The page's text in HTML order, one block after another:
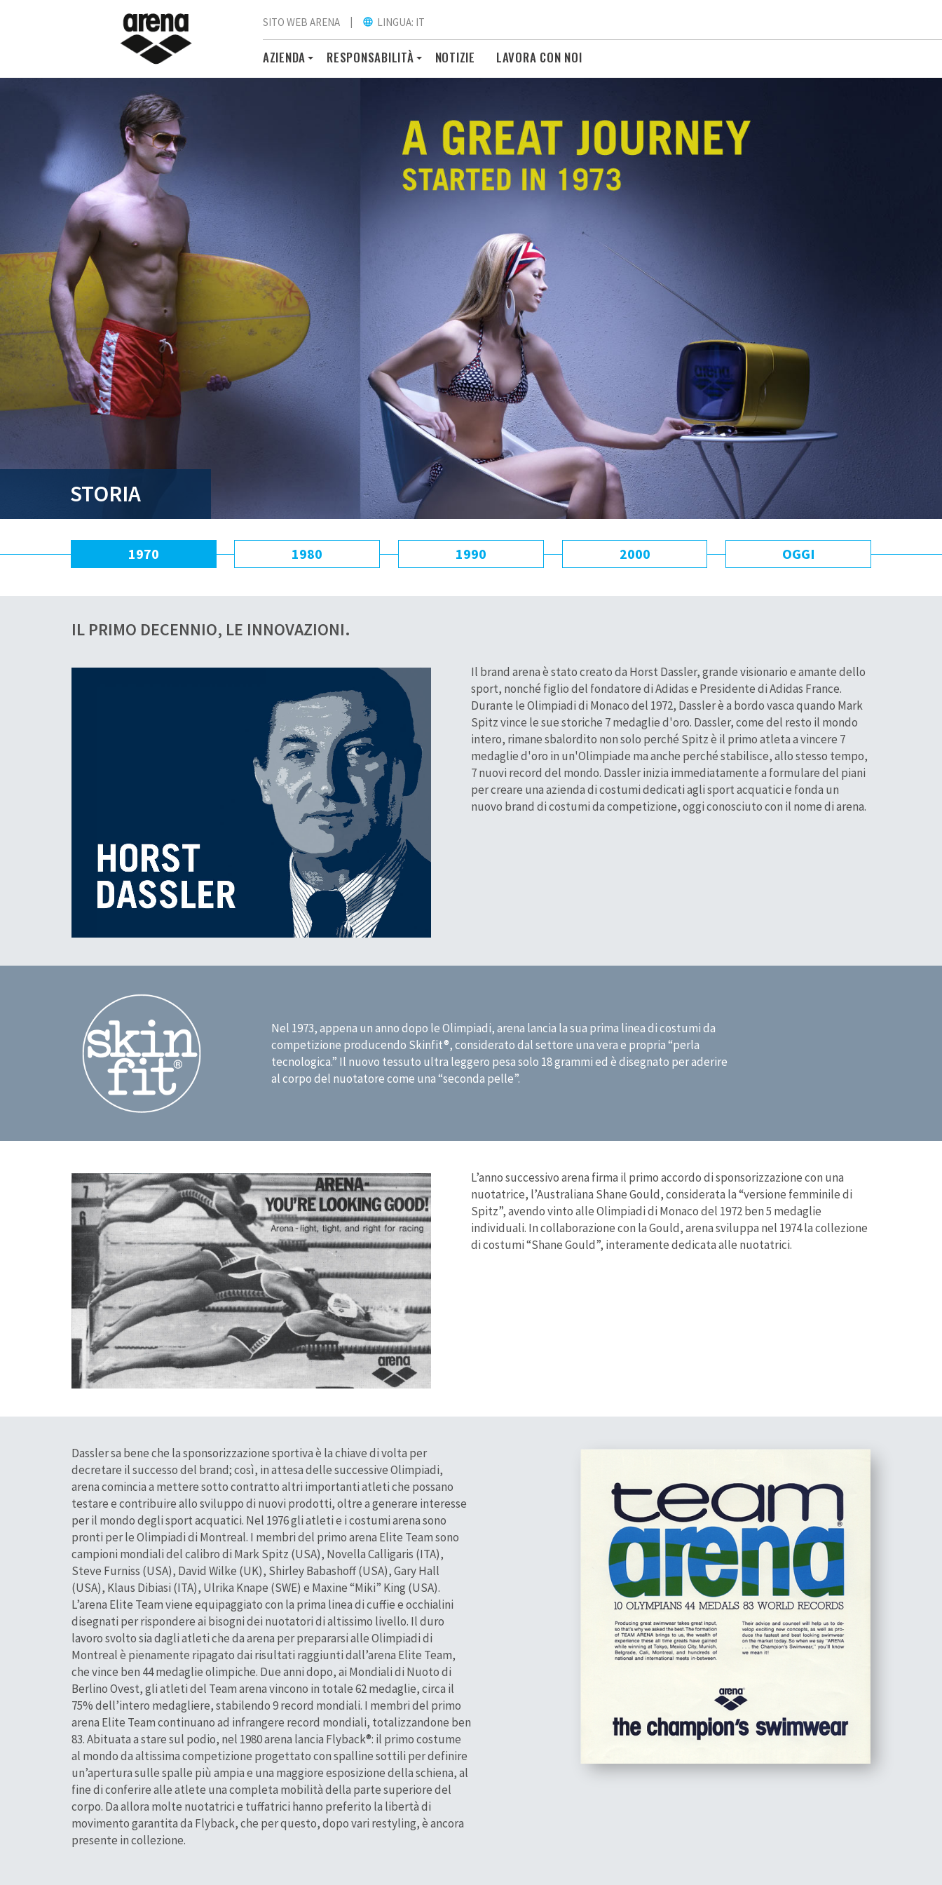
SITO WEB ARENA | language LINGUA: IT
AZIENDA RESPONSABILITÀ NOTIZIE LAVORA CON NOI
STORIA
1970 1980 1990 2000 OGGI
IL PRIMO DECENNIO, LE INNOVAZIONI.
Il brand arena è stato creato da Horst Dassler, grande visionario e amante dello
sport, nonché figlio del fondatore di Adidas e Presidente di Adidas France.
Durante le Olimpiadi di Monaco del 1972, Dassler è a bordo vasca quando Mark
Spitz vince le sue storiche 7 medaglie d'oro. Dassler, come del resto il mondo
intero, rimane sbalordito non solo perché Spitz è il primo atleta a vincere 7
medaglie d'oro in un'Olimpiade ma anche perché stabilisce, allo stesso tempo,
7 nuovi record del mondo. Dassler inizia immediatamente a formulare del piani
per creare una azienda di costumi dedicati agli sport acquatici e fonda un
nuovo brand di costumi da competizione, oggi conosciuto con il nome di arena.
Nel 1973, appena un anno dopo le Olimpiadi, arena lancia la sua prima linea di costumi da
competizione producendo Skinfit®, considerato dal settore una vera e propria “perla
tecnologica.” Il nuovo tessuto ultra leggero pesa solo 18 grammi ed è disegnato per aderire
al corpo del nuotatore come una “seconda pelle”.
L’anno successivo arena firma il primo accordo di sponsorizzazione con una
nuotatrice, l’Australiana Shane Gould, considerata la “versione femminile di
Spitz”, avendo vinto alle Olimpiadi di Monaco del 1972 ben 5 medaglie
individuali. In collaborazione con la Gould, arena sviluppa nel 1974 la collezione
di costumi “Shane Gould”, interamente dedicata alle nuotatrici.
Dassler sa bene che la sponsorizzazione sportiva è la chiave di volta per
decretare il successo del brand; così, in attesa delle successive Olimpiadi,
arena comincia a mettere sotto contratto altri importanti atleti che possano
testare e contribuire allo sviluppo di nuovi prodotti, oltre a generare interesse
per il mondo degli sport acquatici. Nel 1976 gli atleti e i costumi arena sono
pronti per le Olimpiadi di Montreal. I membri del primo arena Elite Team sono
campioni mondiali del calibro di Mark Spitz (USA), Novella Calligaris (ITA),
Steve Furniss (USA), David Wilke (UK), Shirley Babashoff (USA), Gary Hall
(USA), Klaus Dibiasi (ITA), Ulrika Knape (SWE) e Maxine “Miki” King (USA).
L’arena Elite Team viene equipaggiato con la prima linea di cuffie e occhialini
disegnati per rispondere ai bisogni dei nuotatori di altissimo livello. Il duro
lavoro svolto sia dagli atleti che da arena per prepararsi alle Olimpiadi di
Montreal è pienamente ripagato dai risultati raggiunti dall’arena Elite Team,
che vince ben 44 medaglie olimpiche. Due anni dopo, ai Mondiali di Nuoto di
Berlino Ovest, gli atleti del Team arena vincono in totale 62 medaglie, circa il
75% dell’intero medagliere, stabilendo 9 record mondiali. I membri del primo
arena Elite Team continuano ad infrangere record mondiali, totalizzandone ben
83. Abituata a stare sul podio, nel 1980 arena lancia Flyback®: il primo costume
al mondo da altissima competizione progettato con spalline sottili per definire
un’apertura sulle spalle più ampia e una maggiore esposizione della schiena, al
fine di conferire alle atlete una completa mobilità della parte superiore del
corpo. Da allora molte nuotatrici e tuffatrici hanno preferito la libertà di
movimento garantita da Flyback, che per questo, dopo vari restyling, è ancora
presente in collezione.